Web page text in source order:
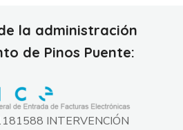
la administración
de Pinos Puente:
INTERVENCIÓN